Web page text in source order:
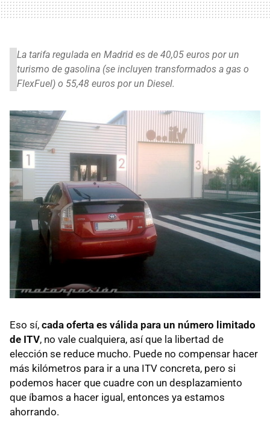
La tarifa regulada en Madrid es de 40,05 euros por un
turismo de gasolina (se incluyen transformados a gas o
FlexFuel) o 55,48 euros por un Diesel.
Eso sí, cada oferta es válida para un número limitado
de ITV, no vale cualquiera, así que la libertad de
elección se reduce mucho. Puede no compensar hacer
más kilómetros para ir a una ITV concreta, pero si
podemos hacer que cuadre con un desplazamiento
que íbamos a hacer igual, entonces ya estamos
ahorrando.